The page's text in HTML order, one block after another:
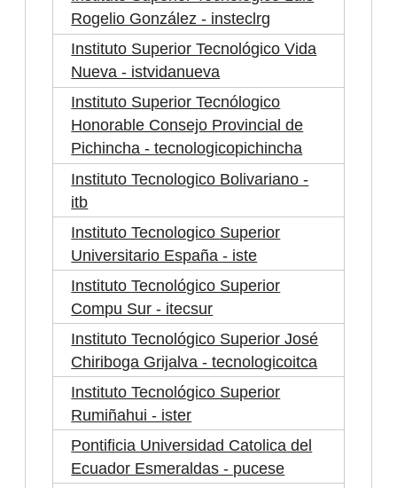
Rogelio González - insteclrg
Instituto Superior Tecnológico Vida
Nueva - istvidanueva
Instituto Superior Tecnólogico
Honorable Consejo Provincial de
Pichincha - tecnologicopichincha
Instituto Tecnologico Bolivariano -
itb
Instituto Tecnologico Superior
Universitario España - iste
Instituto Tecnológico Superior
Compu Sur - itecsur
Instituto Tecnológico Superior José
Chiriboga Grijalva - tecnologicoitca
Instituto Tecnológico Superior
Rumiñahui - ister
Pontificia Universidad Catolica del
Ecuador Esmeraldas - pucese